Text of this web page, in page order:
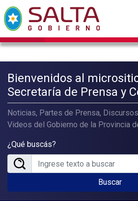
Bienvenidos al
Secretaría de Prensa y
Noticias, Partes de Prensa,
Videos del Gobierno de la Provincia
¿Qué buscás?
Buscar